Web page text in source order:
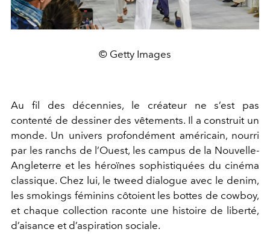
© Getty Images
Au fil des décennies, le créateur ne s’est pas
contenté de dessiner des vêtements. Il a construit un
monde. Un univers profondément américain, nourri
par les ranchs de l’Ouest, les campus de la Nouvelle-
Angleterre et les héroïnes sophistiquées du cinéma
classique. Chez lui, le tweed dialogue avec le denim,
les smokings féminins côtoient les bottes de cowboy,
et chaque collection raconte une histoire de liberté,
d’aisance et d’aspiration sociale.